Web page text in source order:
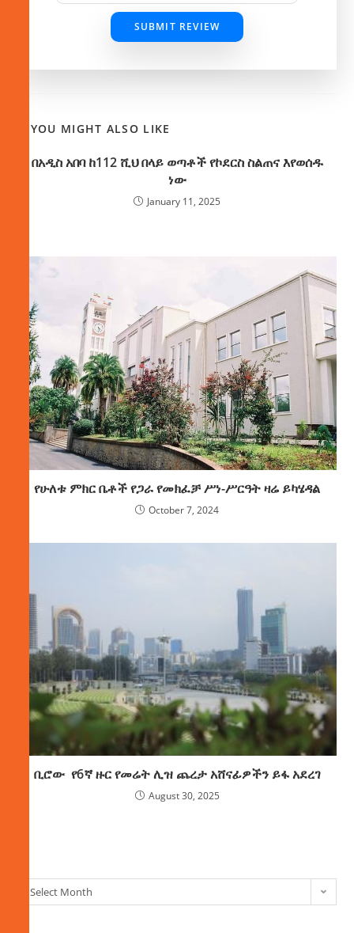
SUBMIT REVIEW
YOU MIGHT ALSO LIKE
በአዲስ አበባ ከ112 ሺህ በላይ ወጣቶች የኮደርስ ስልጠና እየወሰዱ
ነው
January 11, 2025
የሁለቱ ምክር ቤቶች የጋራ የመክፈቻ ሥነ-ሥርዓት ዛሬ ይካሄዳል
October 7, 2024
ቢሮው የ6ኛ ዙር የመሬት ሊዝ ጨረታ አሸናፊዎችን ይፋ አደረገ
August 30, 2025
Select Month